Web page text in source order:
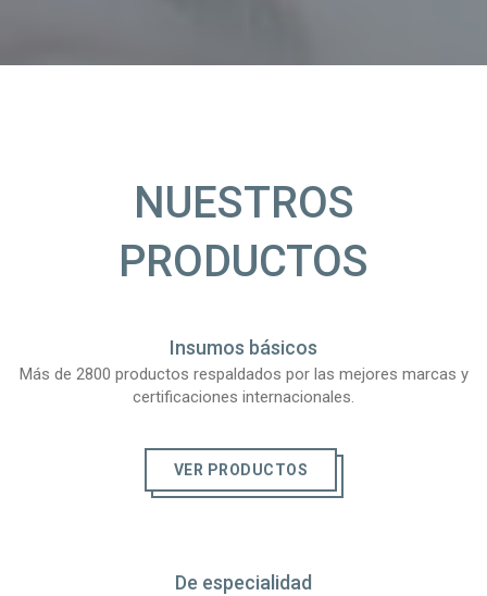
NUESTROS
PRODUCTOS
Insumos básicos
Más de 2800 productos respaldados por las mejores marcas y
certificaciones internacionales.
VER PRODUCTOS
De especialidad